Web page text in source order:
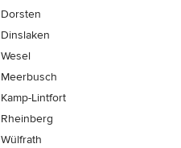
Dorsten
Dinslaken
Wesel
Meerbusch
Kamp-Lintfort
Rheinberg
Wülfrath